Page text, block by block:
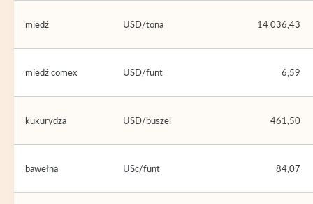
miedź USD/tona 14 036,43
miedź comex USD/funt 6,59
kukurydza USD/buszel 461,50
bawełna USc/funt 84,07